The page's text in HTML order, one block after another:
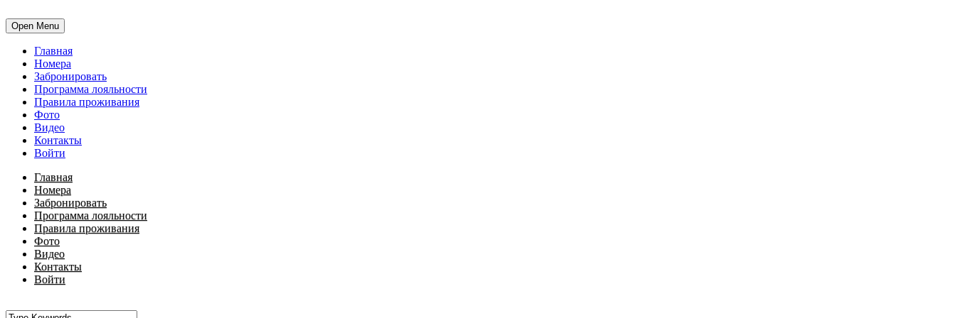
Open Menu
Главная
Номера
Забронировать
Программа лояльности
Правила проживания
Фото
Видео
Контакты
Войти
Главная
Номера
Забронировать
Программа лояльности
Правила проживания
Фото
Видео
Контакты
Войти